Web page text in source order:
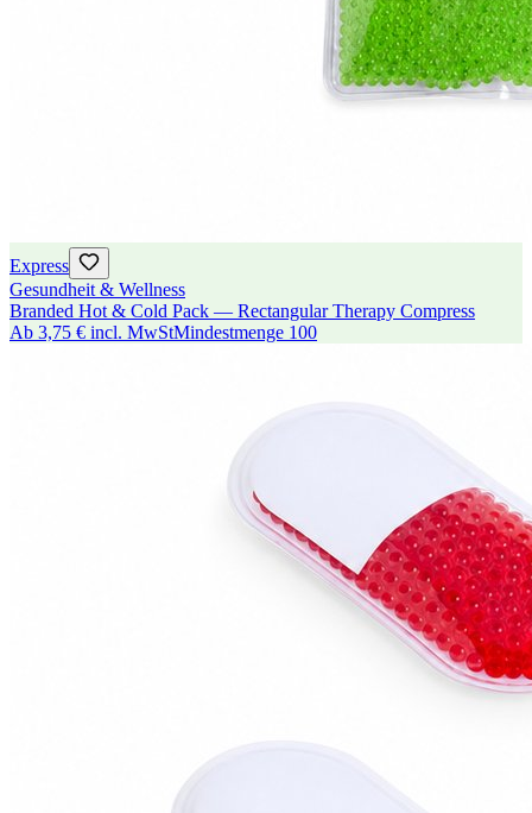
Express
Gesundheit & Wellness
Branded Hot & Cold Pack — Rectangular Therapy Compress
Ab 3,75 € incl. MwStMindestmenge 100